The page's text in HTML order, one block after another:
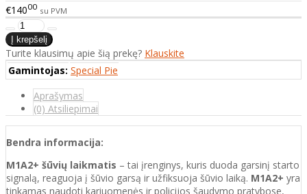
€14000 su PVM
Turite klausimų apie šią prekę? Klauskite
Gamintojas: Special Pie
Aprašymas
(0) Atsiliepimai
Bendra informacija:
M1A2+ šūvių laikmatis – tai įrenginys, kuris duoda garsinį starto
signalą, reaguoja į šūvio garsą ir užfiksuoja šūvio laiką. M1A2+ yra
tinkamas naudoti kariuomenės ir policijos šaudymo pratybose,